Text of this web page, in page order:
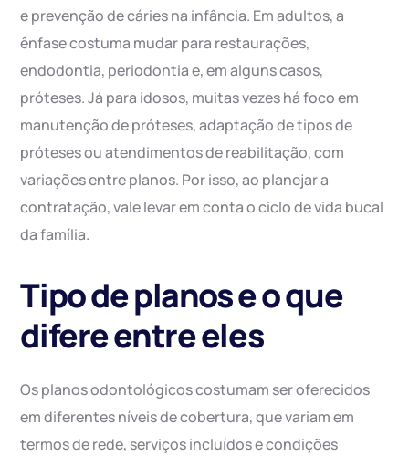
e prevenção de cáries na infância. Em adultos, a
ênfase costuma mudar para restaurações,
endodontia, periodontia e, em alguns casos,
próteses. Já para idosos, muitas vezes há foco em
manutenção de próteses, adaptação de tipos de
próteses ou atendimentos de reabilitação, com
variações entre planos. Por isso, ao planejar a
contratação, vale levar em conta o ciclo de vida bucal
da família.
Tipo de planos e o que
difere entre eles
Os planos odontológicos costumam ser oferecidos
em diferentes níveis de cobertura, que variam em
termos de rede, serviços incluídos e condições